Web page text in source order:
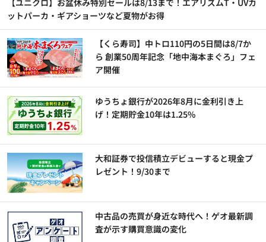
【ユニクロ】お盆休み特別セールは8/13まで！エアリズムT・UVカ
ットパーカ・ギアショーツなど夏物がお得
【くら寿司】中トロ110円の5日間は8/7か
ら 創業50周年記念「地中海本まぐろ」フェ
ア開催
ゆうちょ銀行が2026年8月に金利引き上
げ！定期貯金10年は1.25%
大和証券で投信積立デビューすると現金プ
レゼント！9/30まで
中古品の売買が身近な時代へ！ゲオ最新調
査が示す購買意識の変化